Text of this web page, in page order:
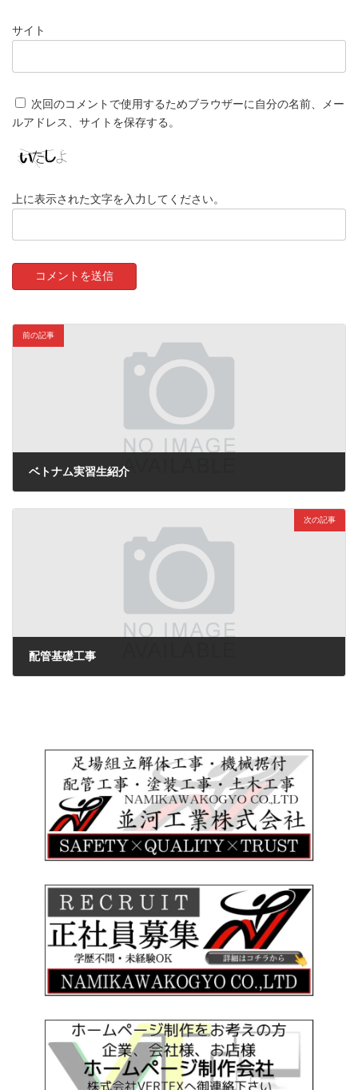
サイト
次回のコメントで使用するためブラウザーに自分の名前、メー
ルアドレス、サイトを保存する。
上に表示された文字を入力してください。
前の記事
ベトナム実習生紹介
次の記事
配管基礎工事